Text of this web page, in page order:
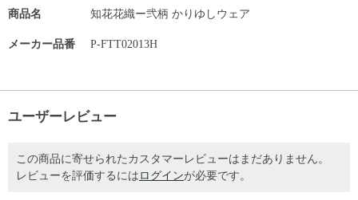
商品名 知花花織ー弐柄 かりゆしウェア
メーカー品番 P-FTT02013H
ユーザーレビュー
この商品に寄せられたカスタマーレビューはまだありません。
レビューを評価するには ログインが必要です。